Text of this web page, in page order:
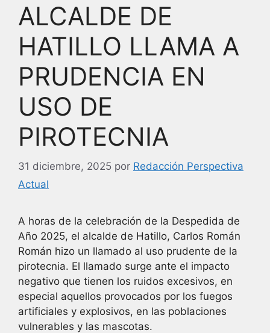
ALCALDE DE
HATILLO LLAMA A
PRUDENCIA EN
USO DE
PIROTECNIA
31 diciembre, 2025 por Redacción Perspectiva
Actual
A horas de la celebración de la Despedida de
Año 2025, el alcalde de Hatillo, Carlos Román
Román hizo un llamado al uso prudente de la
pirotecnia. El llamado surge ante el impacto
negativo que tienen los ruidos excesivos, en
especial aquellos provocados por los fuegos
artificiales y explosivos, en las poblaciones
vulnerables y las mascotas.